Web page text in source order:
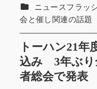
トーハン21年
込み 3年ぶり
者総会で発表
カテゴリー
ニュースフラッ
カテゴリー
会と催し関連の話題